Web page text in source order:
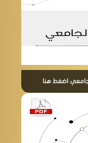
اضغط هنا